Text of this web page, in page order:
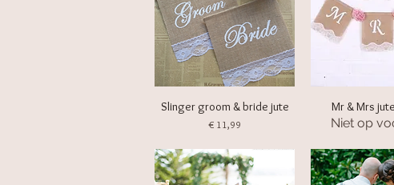
Slinger groom & bride jute
Prijs
€ 11,99
Mr & Mrs
Niet op